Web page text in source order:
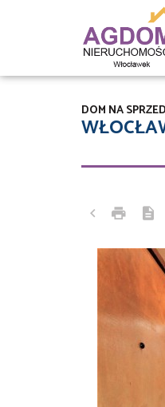
DOM NA